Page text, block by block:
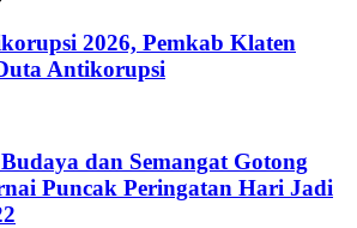
2026, Pemkab Klaten
Antikorupsi
dan Semangat Gotong
Puncak Peringatan Hari Jadi